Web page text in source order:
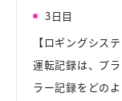
3日目
【ロギングシステ
運転記録は、プ
ラー記録をどの